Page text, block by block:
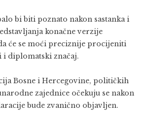
bi biti poznato nakon sastanka i
konačne verzije
će se moći preciznije procijeniti
diplomatski značaj.
Bosne i Hercegovine, političkih
zajednice očekuju se nakon
bude zvanično objavljen.